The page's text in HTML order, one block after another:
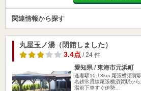
関連情報から探す
丸屋玉ノ湯（閉館しました）
3.4点/ 24 件
愛知県 / 東海市元浜町
逢妻駅10.13km 尾張横須賀
名鉄常滑線尾張横須賀駅か
湯前下車すぐ伊勢…